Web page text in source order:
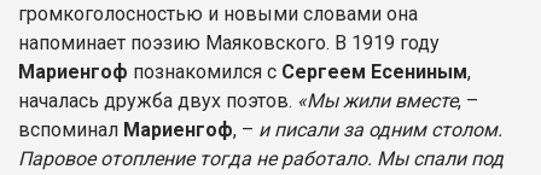
громкоголосностью и новыми словами она
напоминает поэзию Маяковского. В 1919 году
Мариенгоф познакомился с Сергеем Есениным,
началась дружба двух поэтов. «Мы жили вместе, –
вспоминал Мариенгоф, – и писали за одним столом.
Паровое отопление тогда не работало. Мы спали под